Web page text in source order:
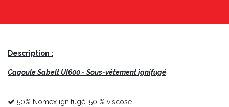
Description :
Cagoule Sabelt UI600 - Sous-vêtement ignifugé
50% Nomex ignifugé, 50 % viscose